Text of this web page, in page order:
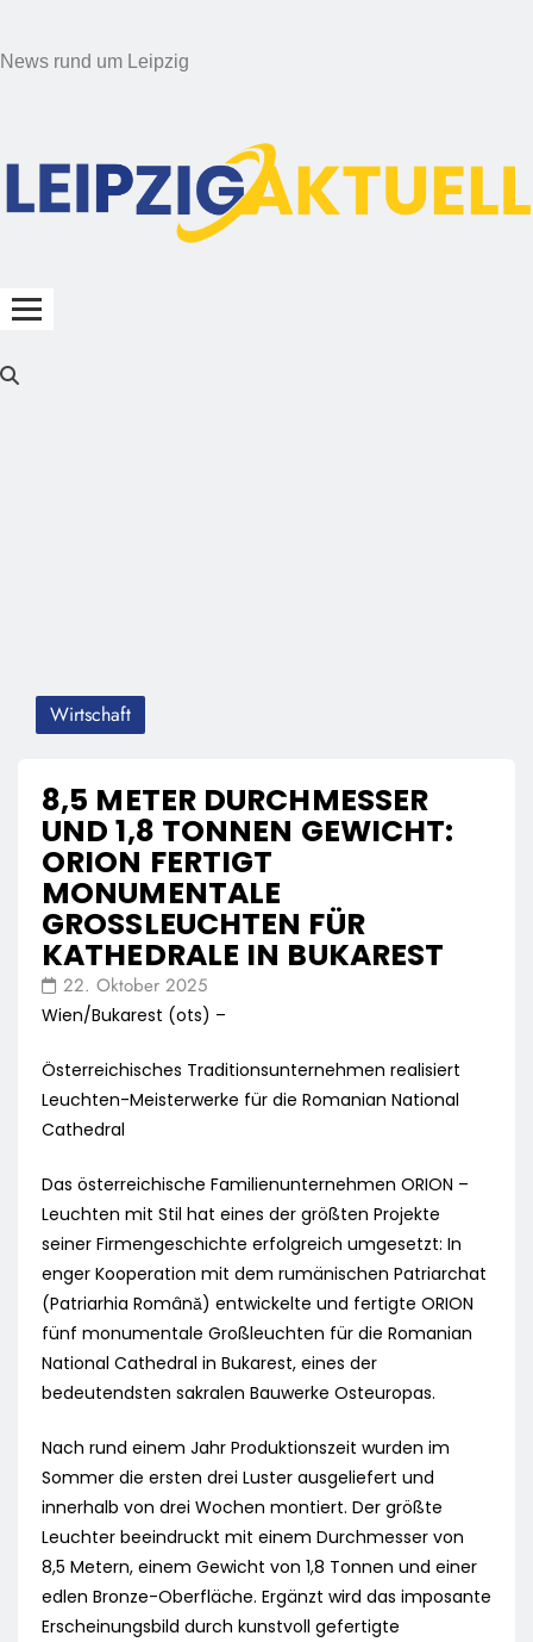
News rund um Leipzig
Wirtschaft
8,5 METER DURCHMESSER
UND 1,8 TONNEN GEWICHT:
ORION FERTIGT
MONUMENTALE
GROSSLEUCHTEN FÜR K
ATHEDRALE IN BUKAREST
22. Oktober 2025
Wien/Bukarest (ots) –
Österreichisches Traditionsunternehmen realisiert
Leuchten-Meisterwerke für die Romanian National
Cathedral
Das österreichische Familienunternehmen ORION –
Leuchten mit Stil hat eines der größten Projekte
seiner Firmengeschichte erfolgreich umgesetzt: In
enger Kooperation mit dem rumänischen Patriarchat
(Patriarhia Română) entwickelte und fertigte ORION
fünf monumentale Großleuchten für die Romanian
National Cathedral in Bukarest, eines der
bedeutendsten sakralen Bauwerke Osteuropas.
Nach rund einem Jahr Produktionszeit wurden im
Sommer die ersten drei Luster ausgeliefert und
innerhalb von drei Wochen montiert. Der größte
Leuchter beeindruckt mit einem Durchmesser von
8,5 Metern, einem Gewicht von 1,8 Tonnen und einer
edlen Bronze-Oberfläche. Ergänzt wird das imposante
Erscheinungsbild durch kunstvoll gefertigte